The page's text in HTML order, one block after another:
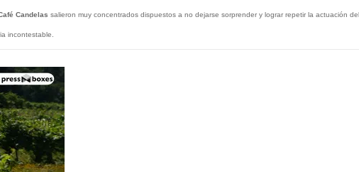
Candelas salieron muy concentrados dispuestos a no dejarse sorprender y lograr repetir la actuación
incontestable.